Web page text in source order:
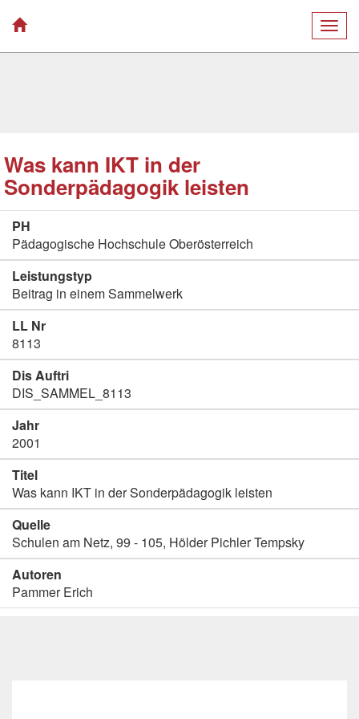
Was kann IKT in der
Sonderpädagogik leisten
PH
Pädagogische Hochschule Oberösterreich
Leistungstyp
Beitrag in einem Sammelwerk
LL Nr
8113
Dis Auftri
DIS_SAMMEL_8113
Jahr
2001
Titel
Was kann IKT in der Sonderpädagogik leisten
Quelle
Schulen am Netz, 99 - 105, Hölder Pichler Tempsky
Autoren
Pammer Erich